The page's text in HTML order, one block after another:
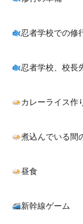
忍者学校での修
忍者学校、校長
カレーライス作
煮込んでいる間
昼食
新幹線ゲーム